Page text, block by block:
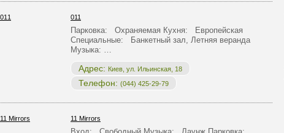
011
Парковка: Охраняемая Кухня: Европейская
Специальные: Банкетный зал, Летняя веранда
Музыка: …
Адрес: Киев, ул. Ильинская, 18
Телефон: (044) 425-29-79
11 Mirrors